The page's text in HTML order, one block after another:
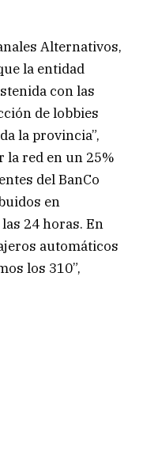
Alternativos,
la entidad
con las
de lobbies
la provincia”,
red en un 25%
del BanCo
en
24 horas. En
automáticos
los 310”,